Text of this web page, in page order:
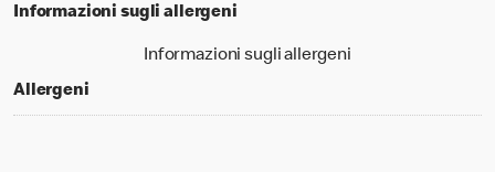
Informazioni sugli allergeni
Informazioni sugli allergeni
Allergeni